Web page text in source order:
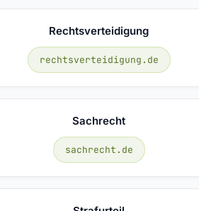
Rechtsverteidigung
rechtsverteidigung.de
Sachrecht
sachrecht.de